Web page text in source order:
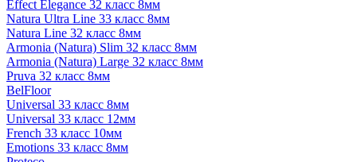
Effect Elegance 32 класс 8мм
Natura Ultra Line 33 класс 8мм
Natura Line 32 класс 8мм
Armonia (Natura) Slim 32 класс 8мм
Armonia (Natura) Large 32 класс 8мм
Pruva 32 класс 8мм
BelFloor
Universal 33 класс 8мм
Universal 33 класс 12мм
French 33 класс 10мм
Emotions 33 класс 8мм